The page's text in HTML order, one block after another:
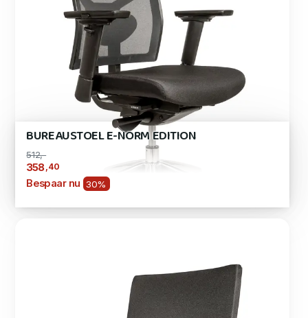
BUREAUSTOEL E-NORM EDITION
512,-
358 ,40
Bespaar nu 30%